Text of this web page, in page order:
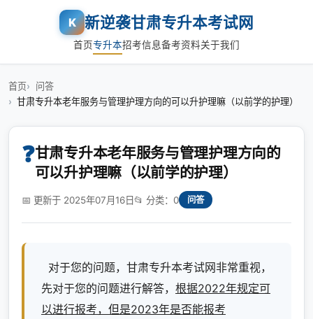
K 新逆袭甘肃专升本考试网
首页专升本招考信息备考资料关于我们
首页
问答
甘肃专升本老年服务与管理护理方向的可以升护理嘛（以前学的护理）
❓甘肃专升本老年服务与管理护理方向的
可以升护理嘛（以前学的护理）
📅 更新于 2025年07月16日📂 分类：0 问答
对于您的问题，甘肃专升本考试网非常重视，
先对于您的问题进行解答， 根据2022年规定可
以进行报考，但是2023年是否能报考